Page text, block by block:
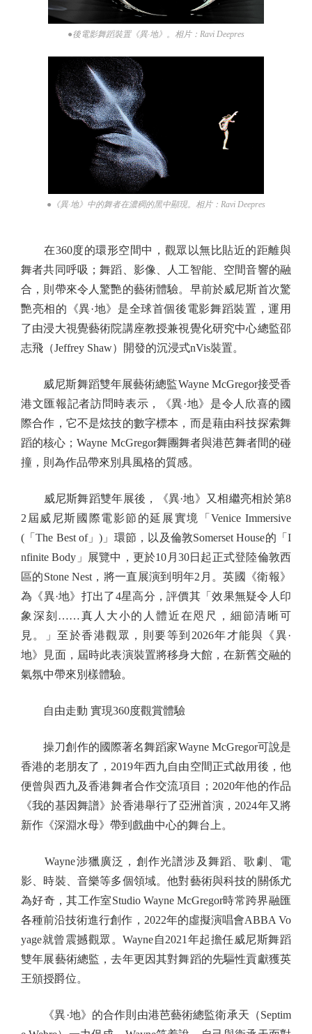
●後電影舞蹈裝置《異·地》。相片：Ravi Deepres
●《異·地》中的舞者在濃稠的黑中顯現。相片：Ravi Deepres
在360度的環形空間中，觀眾以無比貼近的距離與
舞者共同呼吸；舞蹈、影像、人工智能、空間音響的融
合，則帶來令人驚艷的藝術體驗。早前於威尼斯首次驚
艷亮相的《異·地》是全球首個後電影舞蹈裝置，運用
了由浸大視覺藝術院講座教授兼視覺化研究中心總監邵
志飛（Jeffrey Shaw）開發的沉浸式nVis裝置。
威尼斯舞蹈雙年展藝術總監Wayne McGregor接受香
港文匯報記者訪問時表示，《異·地》是令人欣喜的國
際合作，它不是炫技的數字標本，而是藉由科技探索舞
蹈的核心；Wayne McGregor舞團舞者與港芭舞者間的碰
撞，則為作品帶來別具風格的質感。
威尼斯舞蹈雙年展後，《異·地》又相繼亮相於第8
2屆威尼斯國際電影節的延展實境「Venice Immersive
(「The Best of」)」環節，以及倫敦Somerset House的「I
nfinite Body」展覽中，更於10月30日起正式登陸倫敦西
區的Stone Nest，將一直展演到明年2月。英國《衛報》
為《異·地》打出了4星高分，評價其「效果無疑令人印
象深刻……真人大小的人體近在咫尺，細節清晰可
見。」至於香港觀眾，則要等到2026年才能與《異·
地》見面，屆時此表演裝置將移身大館，在新舊交融的
氣氛中帶來別樣體驗。
自由走動 實現360度觀賞體驗
操刀創作的國際著名舞蹈家Wayne McGregor可說是
香港的老朋友了，2019年西九自由空間正式啟用後，他
便曾與西九及香港舞者合作交流項目；2020年他的作品
《我的基因舞譜》於香港舉行了亞洲首演，2024年又將
新作《深淵水母》帶到戲曲中心的舞台上。
Wayne涉獵廣泛，創作光譜涉及舞蹈、歌劇、電
影、時裝、音樂等多個領域。他對藝術與科技的關係尤
為好奇，其工作室Studio Wayne McGregor時常跨界融匯
各種前沿技術進行創作，2022年的虛擬演唱會ABBA Vo
yage就曾震撼觀眾。Wayne自2021年起擔任威尼斯舞蹈
雙年展藝術總監，去年更因其對舞蹈的先驅性貢獻獲英
王頒授爵位。
《異·地》的合作則由港芭藝術總監衛承天（Septim